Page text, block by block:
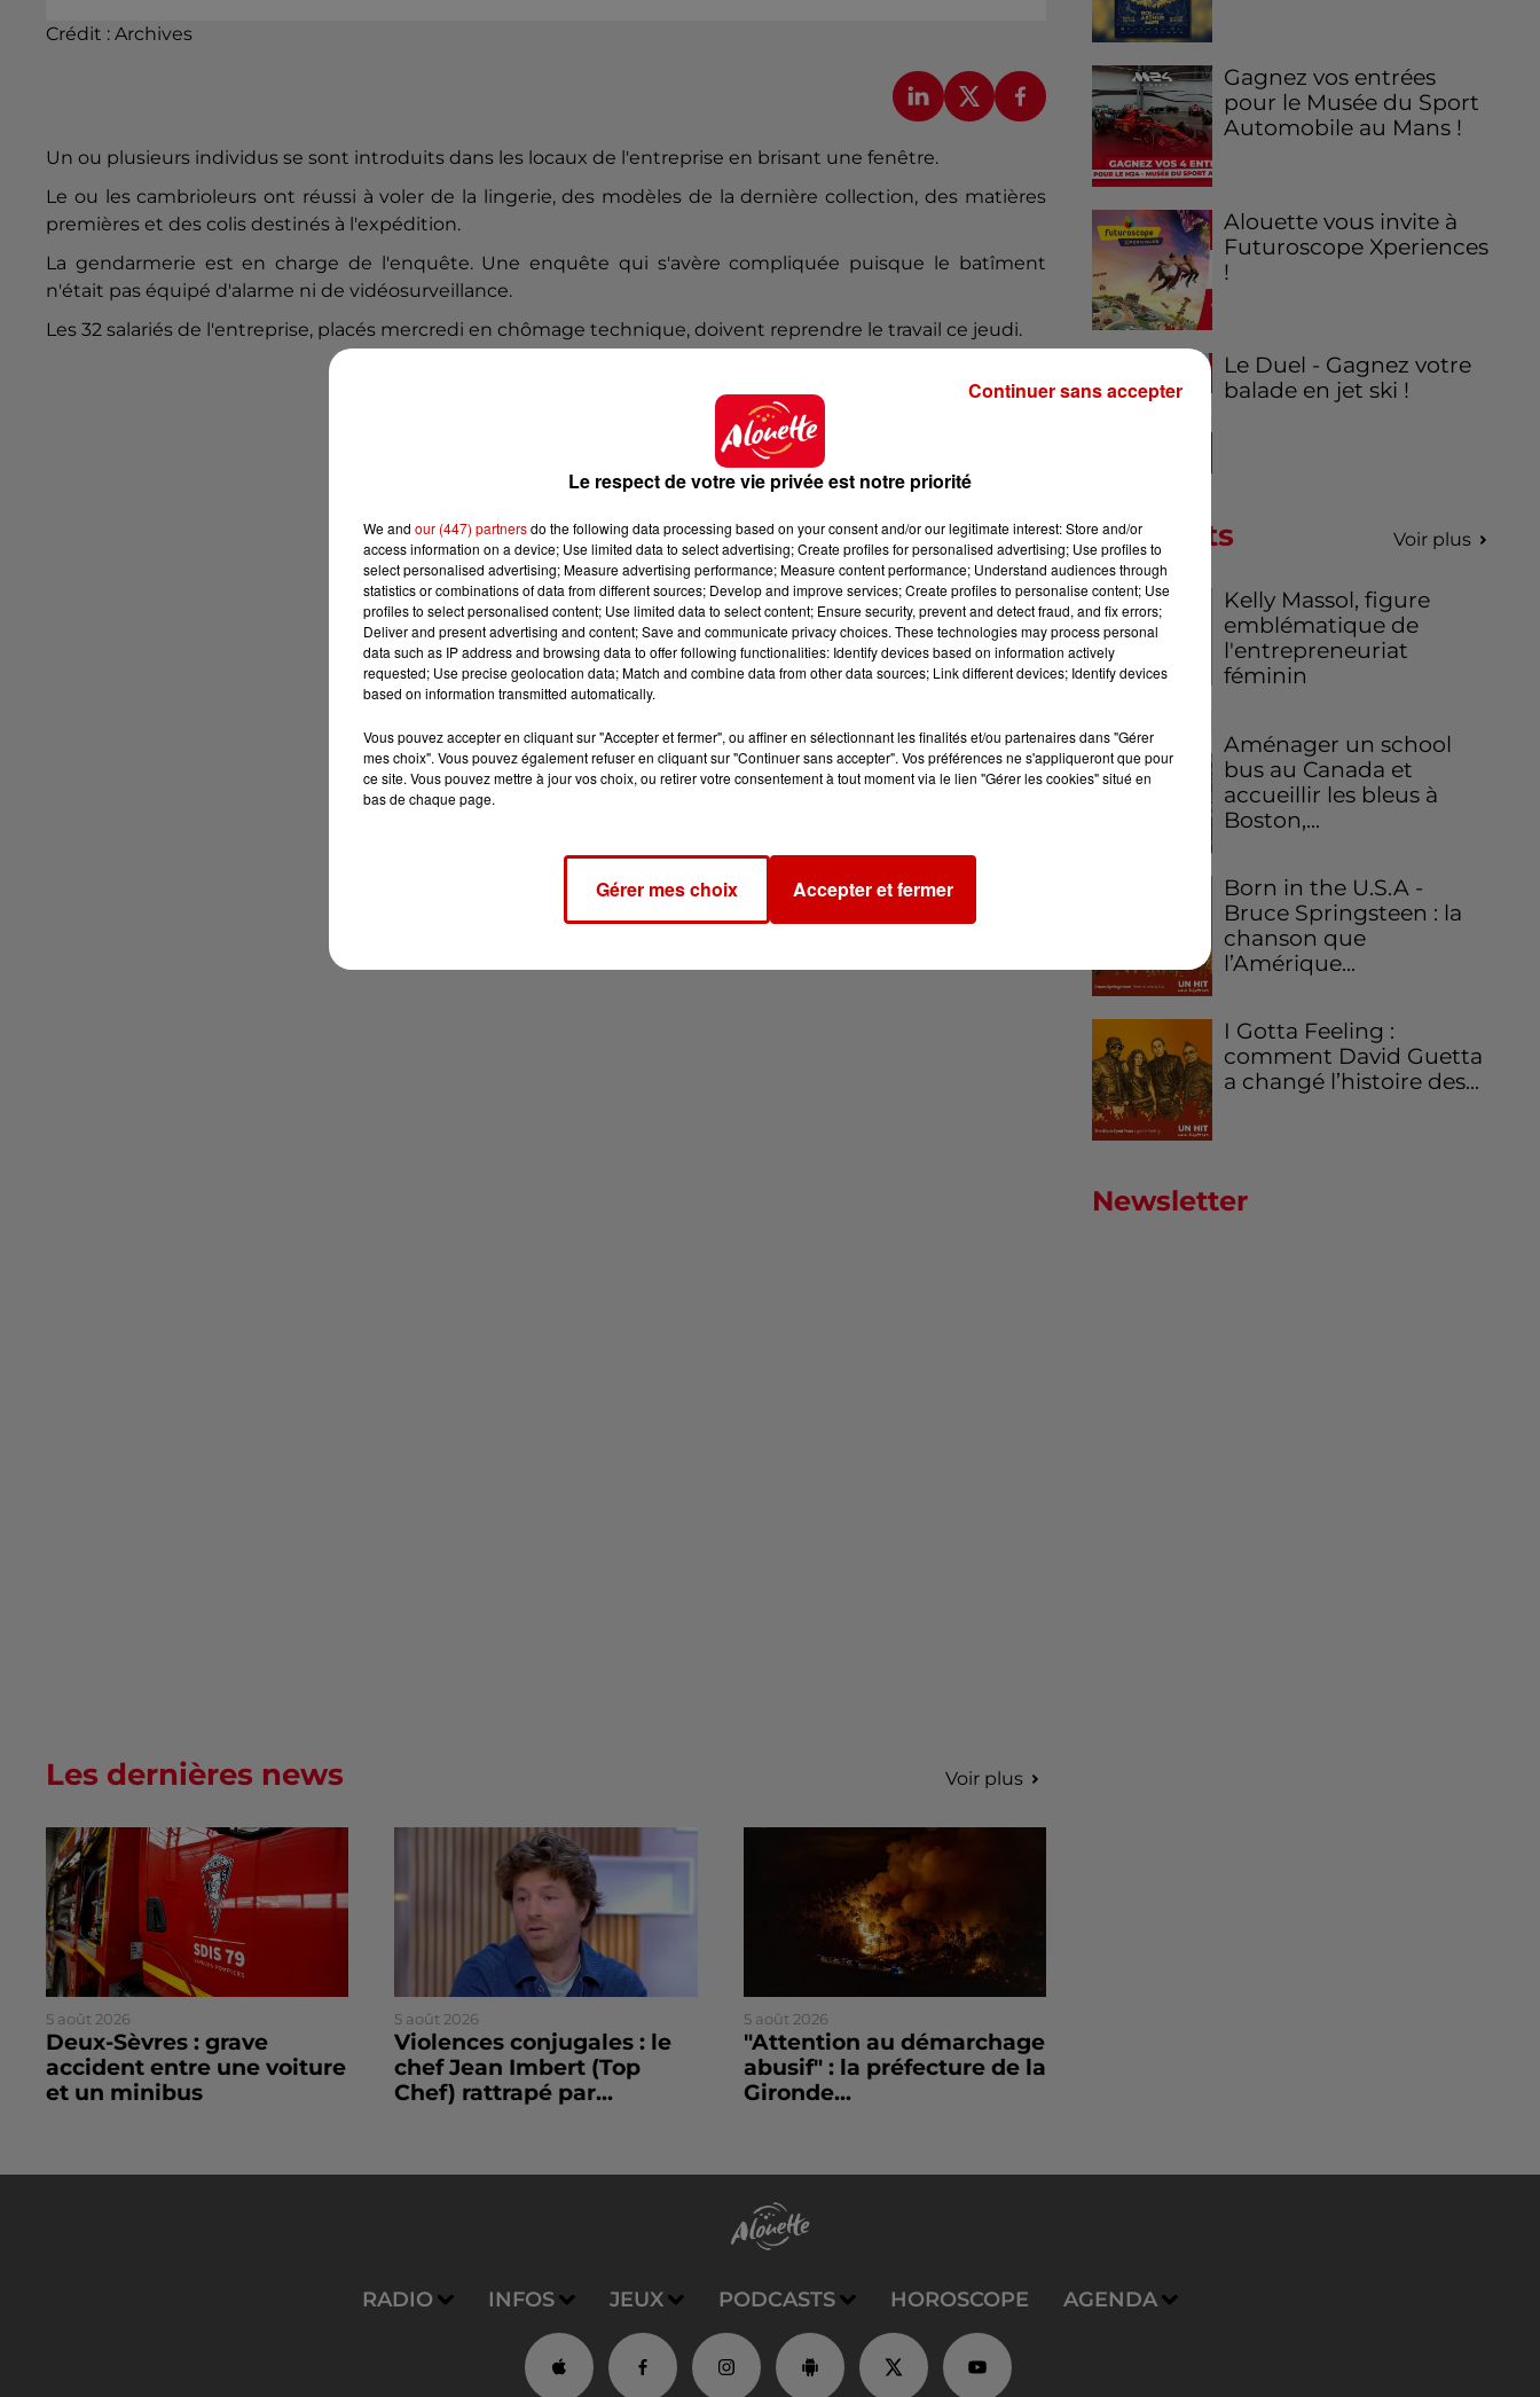
Crédit : Archives
Un ou plusieurs individus se sont introduits dans les locaux de l'entreprise en brisant une fenêtre.
Le ou les cambrioleurs ont réussi à voler de la lingerie, des modèles de la dernière collection, des matières
premières et des colis destinés à l'expédition.
La gendarmerie est en charge de l'enquête. Une enquête qui s'avère compliquée puisque le batîment
n'était pas équipé d'alarme ni de vidéosurveillance.
Les 32 salariés de l'entreprise, placés mercredi en chômage technique, doivent reprendre le travail ce jeudi.
Gagnez vos entrées
pour le Musée du Sport
Automobile au Mans !
Alouette vous invite à
Futuroscope Xperiences
!
Le Duel - Gagnez votre
balade en jet ski !
Podcasts Voir plus
Kelly Massol, figure
emblématique de
l'entrepreneuriat
féminin
Aménager un school
bus au Canada et
accueillir les bleus à
Boston,...
Born in the U.S.A -
Bruce Springsteen : la
chanson que
l’Amérique...
I Gotta Feeling :
comment David Guetta
a changé l’histoire des...
Newsletter
Les dernières news Voir plus
5 août 2026
Deux-Sèvres : grave
accident entre une voiture
et un minibus
5 août 2026
Violences conjugales : le
chef Jean Imbert (Top
Chef) rattrapé par...
5 août 2026
"Attention au démarchage
abusif" : la préfecture de la
Gironde...
RADIO INFOS JEUX PODCASTS HOROSCOPE AGENDA
Le respect de votre vie privée est notre priorité
We and our (447) partnersdo the following data processing based on your consent and/or our legitimate interest: Store and/or
access information on a device; Use limited data to select advertising; Create profiles for personalised advertising; Use profiles to
select personalised advertising; Measure advertising performance; Measure content performance; Understand audiences through
statistics or combinations of data from different sources; Develop and improve services; Create profiles to personalise content; Use
profiles to select personalised content; Use limited data to select content; Ensure security, prevent and detect fraud, and fix errors;
Deliver and present advertising and content; Save and communicate privacy choices. These technologies may process personal
data such as IP address and browsing data to offer following functionalities: Identify devices based on information actively
requested; Use precise geolocation data; Match and combine data from other data sources; Link different devices; Identify devices
based on information transmitted automatically.
Vous pouvez accepter en cliquant sur "Accepter et fermer", ou affiner en sélectionnant les finalités et/ou partenaires dans "Gérer
mes choix". Vous pouvez également refuser en cliquant sur "Continuer sans accepter". Vos préférences ne s'appliqueront que pour
ce site. Vous pouvez mettre à jour vos choix, ou retirer votre consentement à tout moment via le lien "Gérer les cookies" situé en
bas de chaque page.
Gérer mes choix Accepter et fermer
Continuer sans accepter